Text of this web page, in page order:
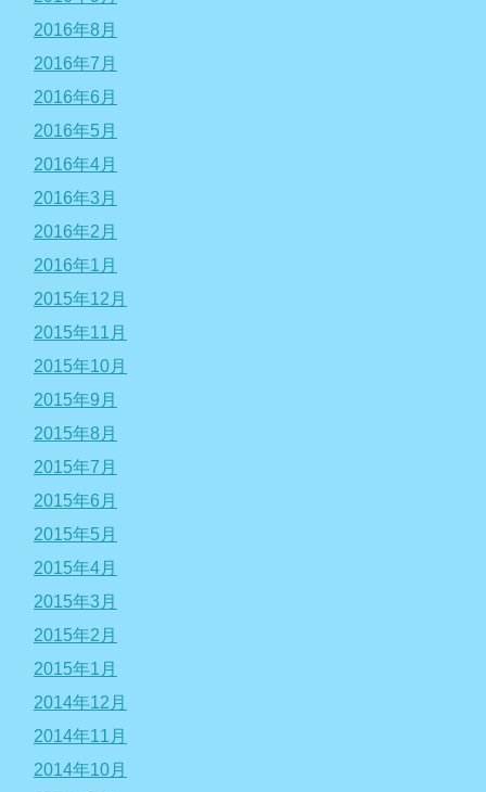
2016年8月
2016年7月
2016年6月
2016年5月
2016年4月
2016年3月
2016年2月
2016年1月
2015年12月
2015年11月
2015年10月
2015年9月
2015年8月
2015年7月
2015年6月
2015年5月
2015年4月
2015年3月
2015年2月
2015年1月
2014年12月
2014年11月
2014年10月